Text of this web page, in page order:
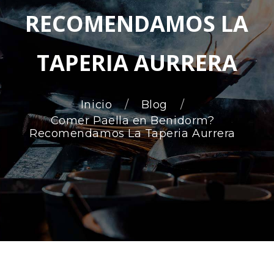
RECOMENDAMOS LA
TAPERIA AURRERA
Inicio
Blog
Comer Paella en Benidorm?
Recomendamos La Taperia Aurrera